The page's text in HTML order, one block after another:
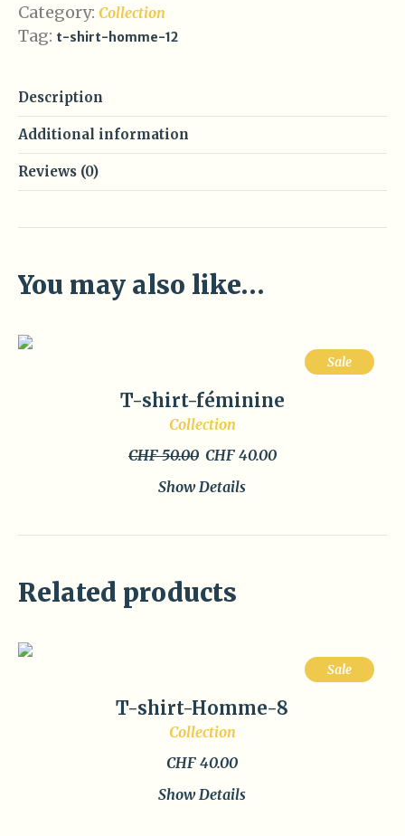
Category: Collection
Tag: t-shirt-homme-12
Description
Additional information
Reviews (0)
You may also like…
Sale
T-shirt-féminine
Collection
CHF 50.00 Original
was:
CHF 40.00Current
Show Details
Related products
Sale
T-shirt-Homme-8
Collection
CHF 40.00
Show Details